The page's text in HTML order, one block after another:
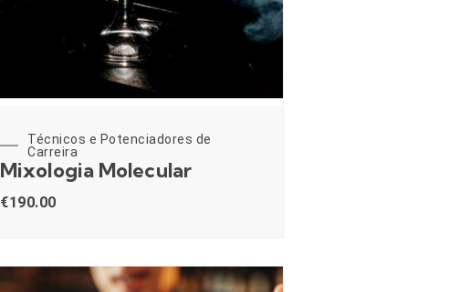
Técnicos e Potenciadores de
Carreira
Mixologia Molecular
€190.00